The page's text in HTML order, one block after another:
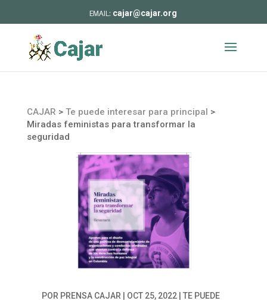
cajar@cajar.org
CAJAR > Te puede interesar para principal >
Miradas feministas para transformar la
seguridad
POR PRENSA CAJAR| OCT 25, 2022| TE PUEDE